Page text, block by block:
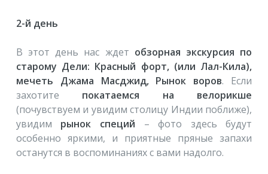
2-й день
В этот день нас ждет обзорная экскурсия по
старому Дели: Красный форт, (или Лал-Кила),
мечеть Джама Масджид, Рынок воров. Если
захотите покатаемся на велорикше
(почувствуем и увидим столицу Индии поближе),
увидим рынок специй – фото здесь будут
особенно яркими, и приятные пряные запахи
останутся в воспоминаниях с вами надолго.